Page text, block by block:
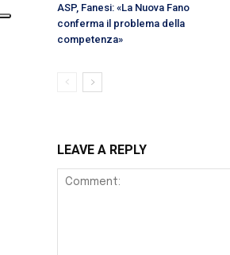
ASP, Fanesi: «La Nuova Fano
conferma il problema della
competenza»
LEAVE A REPLY